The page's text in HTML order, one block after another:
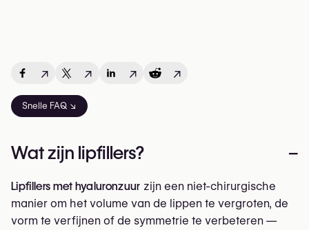
Snelle FAQ ↘
↗ ↗ ↗ ↗
Wat zijn lipfillers? –
Lipfillers met hyaluronzuur zijn een niet-chirurgische
manier om het volume van de lippen te vergroten, de
vorm te verfijnen of de symmetrie te verbeteren —